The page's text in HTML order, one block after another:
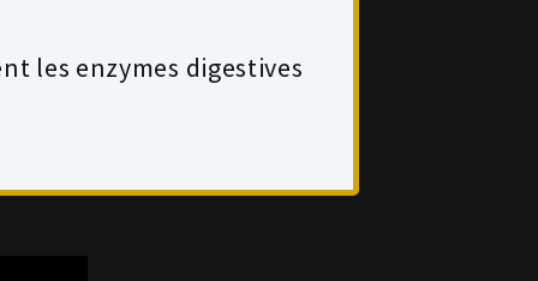
les enzymes digestives